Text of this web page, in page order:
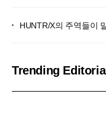
HUNTR/X의 주역들이
Trending Editorial